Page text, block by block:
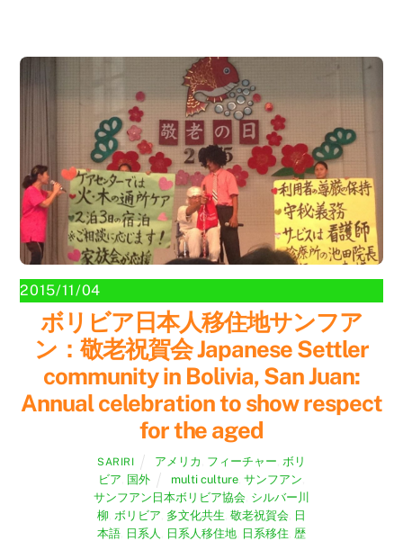
2015/11/04
ボリビア日本人移住地サンフア
ン：敬老祝賀会 Japanese Settler
community in Bolivia, San Juan:
Annual celebration to show respect
for the aged
SARIRI アメリカ フィーチャー ボリ
ビア 国外 multi culture, サンフアン
サンフアン日本ボリビア協会 シルバー川
柳 ボリビア 多文化共生 敬老祝賀会
日
本語 日系人 日系人移住地 日系移住 歴